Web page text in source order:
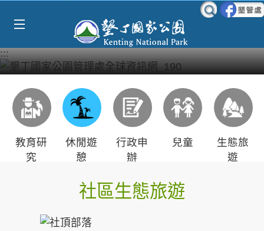
:::
教育研
究
休閒遊
憩
行政申
辦
兒童
生態旅
遊
社區生態旅遊